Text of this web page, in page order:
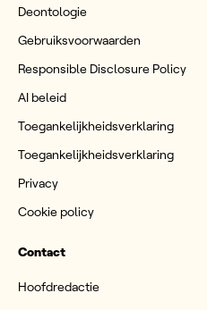
Deontologie
Gebruiksvoorwaarden
Responsible Disclosure Policy
AI beleid
Toegankelijkheidsverklaring
Toegankelijkheidsverklaring
Privacy
Cookie policy
Contact
Hoofdredactie